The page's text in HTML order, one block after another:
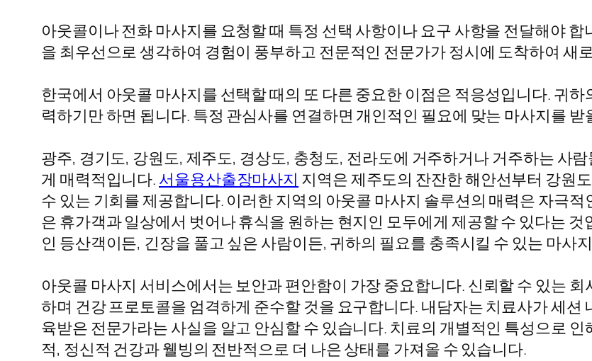
아웃콜이나 전화 마사지를 요청할 때 특정 선택 사항이나 요구 사항을 전달해야
을 최우선으로 생각하여 경험이 풍부하고 전문적인 전문가가 정시에 도착하여 새
한국에서 아웃콜 마사지를 선택할 때의 또 다른 중요한 이점은 적응성입니다. 귀
력하기만 하면 됩니다. 특정 관심사를 연결하면 개인적인 필요에 맞는 마사지를 받
광주, 경기도, 강원도, 제주도, 경상도, 충청도, 전라도에 거주하거나 거주하는 사
게 매력적입니다. 서울용산출장마사지 지역은 제주도의 잔잔한 해안선부터 강원
수 있는 기회를 제공합니다. 이러한 지역의 아웃콜 마사지 솔루션의 매력은 자극
은 휴가객과 일상에서 벗어나 휴식을 원하는 현지인 모두에게 제공할 수 있다는
인 등산객이든, 긴장을 풀고 싶은 사람이든, 귀하의 필요를 충족시킬 수 있는 마사
아웃콜 마사지 서비스에서는 보안과 편안함이 가장 중요합니다. 신뢰할 수 있는
하며 건강 프로토콜을 엄격하게 준수할 것을 요구합니다. 내담자는 치료사가 세
육받은 전문가라는 사실을 알고 안심할 수 있습니다. 치료의 개별적인 특성으로
적, 정신적 건강과 웰빙의 전반적으로 더 나은 상태를 가져올 수 있습니다.